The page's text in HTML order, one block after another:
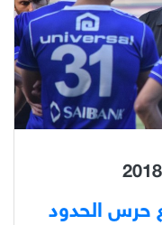
مع حرس الحدود